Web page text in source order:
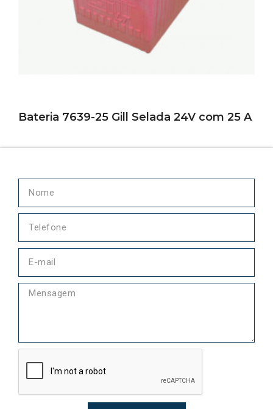
Bateria 7639-25 Gill Selada 24V com 25 A